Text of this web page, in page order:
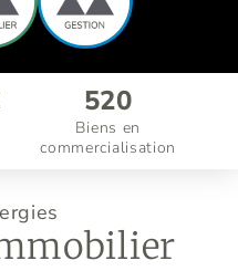
Biens en
commercialisation
520